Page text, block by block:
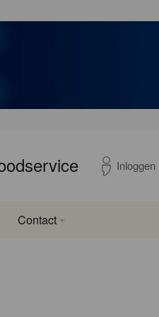
Inloggen
Contact